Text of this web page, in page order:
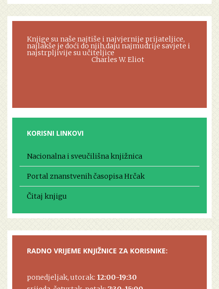
Knjige su naše najtiše i najvjernije prijateljice,
najlakše je doći do njih,daju najmudrije savjete i
najstrpljivije su učiteljice
Charles W. Eliot
KORISNI LINKOVI
Nacionalna i sveučilišna knjižnica
Portal znanstvenih časopisa Hrčak
Čitaj knjigu
RADNO VRIJEME KNJIŽNICE ZA KORISNIKE:
ponedjeljak, utorak: 12:00-19:30